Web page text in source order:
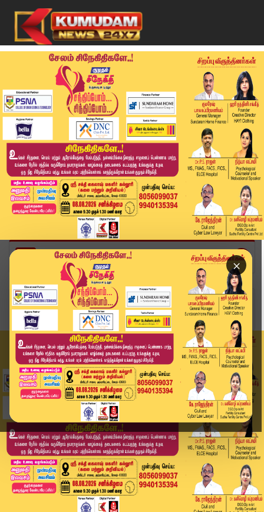
×
Home
வீடியோ ஸ்டோரி
District News | June 23 2026 | Tamil News Today...